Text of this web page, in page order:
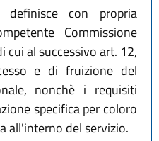
con propria
Commissione
cui al successivo art. 12,
e di fruizione del
nonchè i requisiti
specifica per coloro
all'interno del servizio.